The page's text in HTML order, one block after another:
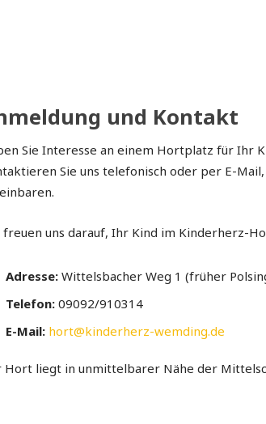
und Kontakt
Sie Interesse an einem Hortplatz für Ihr
Sie uns telefonisch oder per E-
freuen uns darauf, Ihr Kind im Kinderherz-
Adresse: Wittelsbacher Weg 1 (früher
Telefon: 09092/910314
E-Mail: hort@kinderherz-wemding.de
Hort liegt in unmittelbarer Nähe der